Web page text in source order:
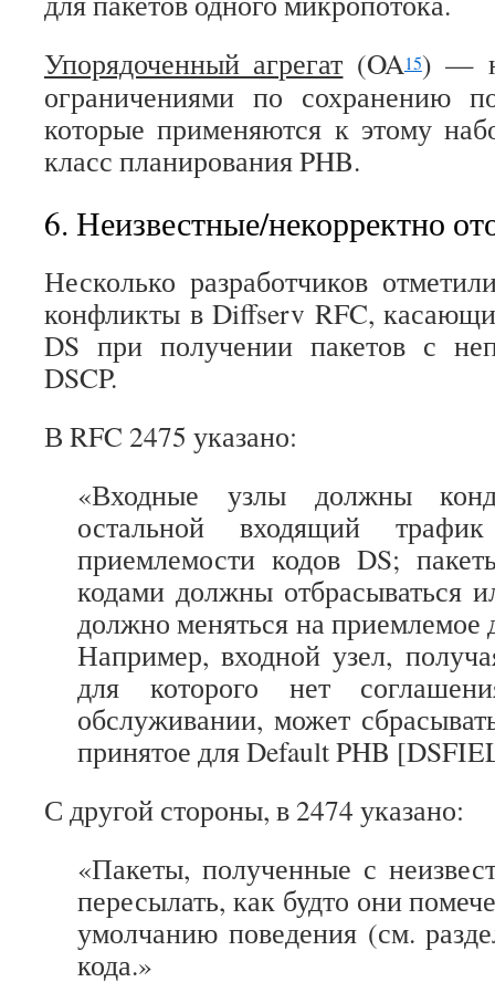
Упорядоченный агрегат (OA15) —
ограничениями по сохранению
которые применяются к этому
класс планирования PHB.
6. Неизвестные/некорректно
Несколько разработчиков
конфликты в Diffserv RFC,
DS при получении пакетов с
DSCP.
В RFC 2475 указано:
«Входные узлы должны
остальной входящий
приемлемости кодов DS;
кодами должны отбрасываться
должно меняться на приемлемое
Например, входной узел,
для которого нет
обслуживании, может
принятое для Default PHB
С другой стороны, в 2474 указано:
«Пакеты, полученные с
пересылать, как будто они
умолчанию поведения (см.
кода.»